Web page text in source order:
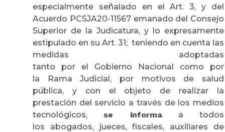
especialmente señalado en el Art. 3, y del
Acuerdo PCSJA20-11567 emanado del Consejo
Superior de la Judicatura, y lo expresamente
estipulado en su Art. 31; teniendo en cuenta las
medidas adoptadas
tanto por el Gobierno Nacional como por
la Rama Judicial, por motivos de salud
pública, y con el objeto de realizar la
prestación del servicio a través de los medios
tecnológicos, se informaa todos
los abogados, jueces, fiscales, auxiliares de